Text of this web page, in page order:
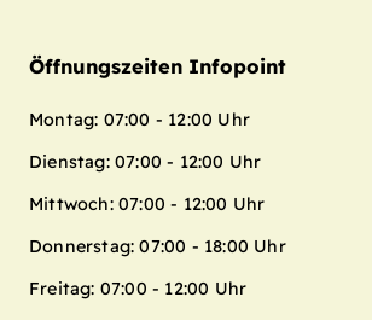
Öffnungszeiten Infopoint
Montag: 07:00 - 12:00 Uhr
Dienstag: 07:00 - 12:00 Uhr
Mittwoch: 07:00 - 12:00 Uhr
Donnerstag: 07:00 - 18:00 Uhr
Freitag: 07:00 - 12:00 Uhr